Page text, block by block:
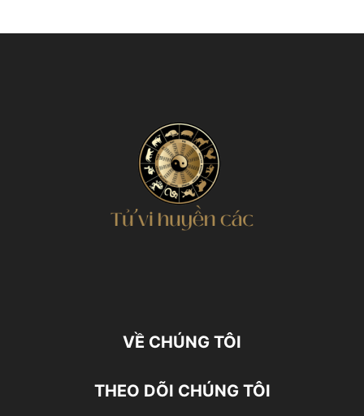
VỀ CHÚNG TÔI
THEO DÕI CHÚNG TÔI